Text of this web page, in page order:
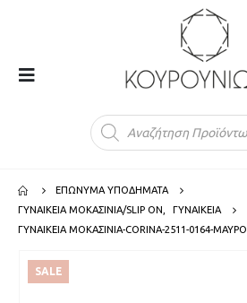
ΕΠΩΝΥΜΑ ΥΠΟΔΗΜΑΤΑ
ΓΥΝΑΙΚΕΙΑ ΜΟΚΑΣΙΝΙΑ/SLIP ON
ΓΥΝΑΙΚΕΙΑ
ΓΥΝΑΙΚΕΙΑ ΜΟΚΑΣΙΝΙΑ-CORINA-2511-0164-ΜΑΥΡΟ
SALE